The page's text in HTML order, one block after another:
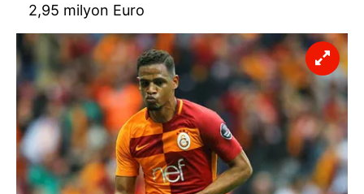
2,95 milyon Euro